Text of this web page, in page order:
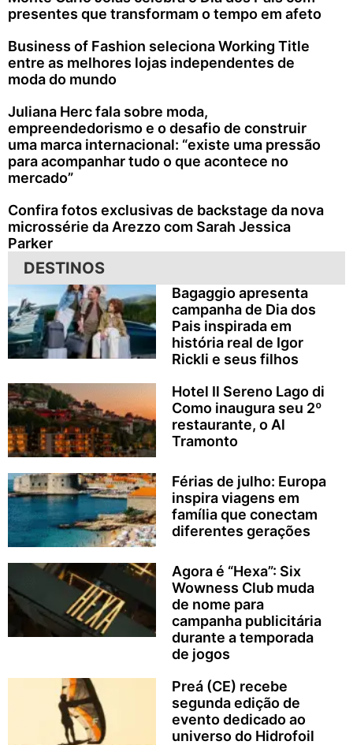
presentes que transformam o tempo em afeto
Business of Fashion seleciona Working Title
entre as melhores lojas independentes de
moda do mundo
Juliana Herc fala sobre moda,
empreendedorismo e o desafio de construir
uma marca internacional: “existe uma pressão
para acompanhar tudo o que acontece no
mercado”
Confira fotos exclusivas de backstage da nova
microssérie da Arezzo com Sarah Jessica
Parker
DESTINOS
Bagaggio apresenta
campanha de Dia dos
Pais inspirada em
história real de Igor
Rickli e seus filhos
Hotel Il Sereno Lago di
Como inaugura seu 2º
restaurante, o Al
Tramonto
Férias de julho: Europa
inspira viagens em
família que conectam
diferentes gerações
Agora é “Hexa”: Six
Wowness Club muda
de nome para
campanha publicitária
durante a temporada
de jogos
Preá (CE) recebe
segunda edição de
evento dedicado ao
universo do Hidrofoil